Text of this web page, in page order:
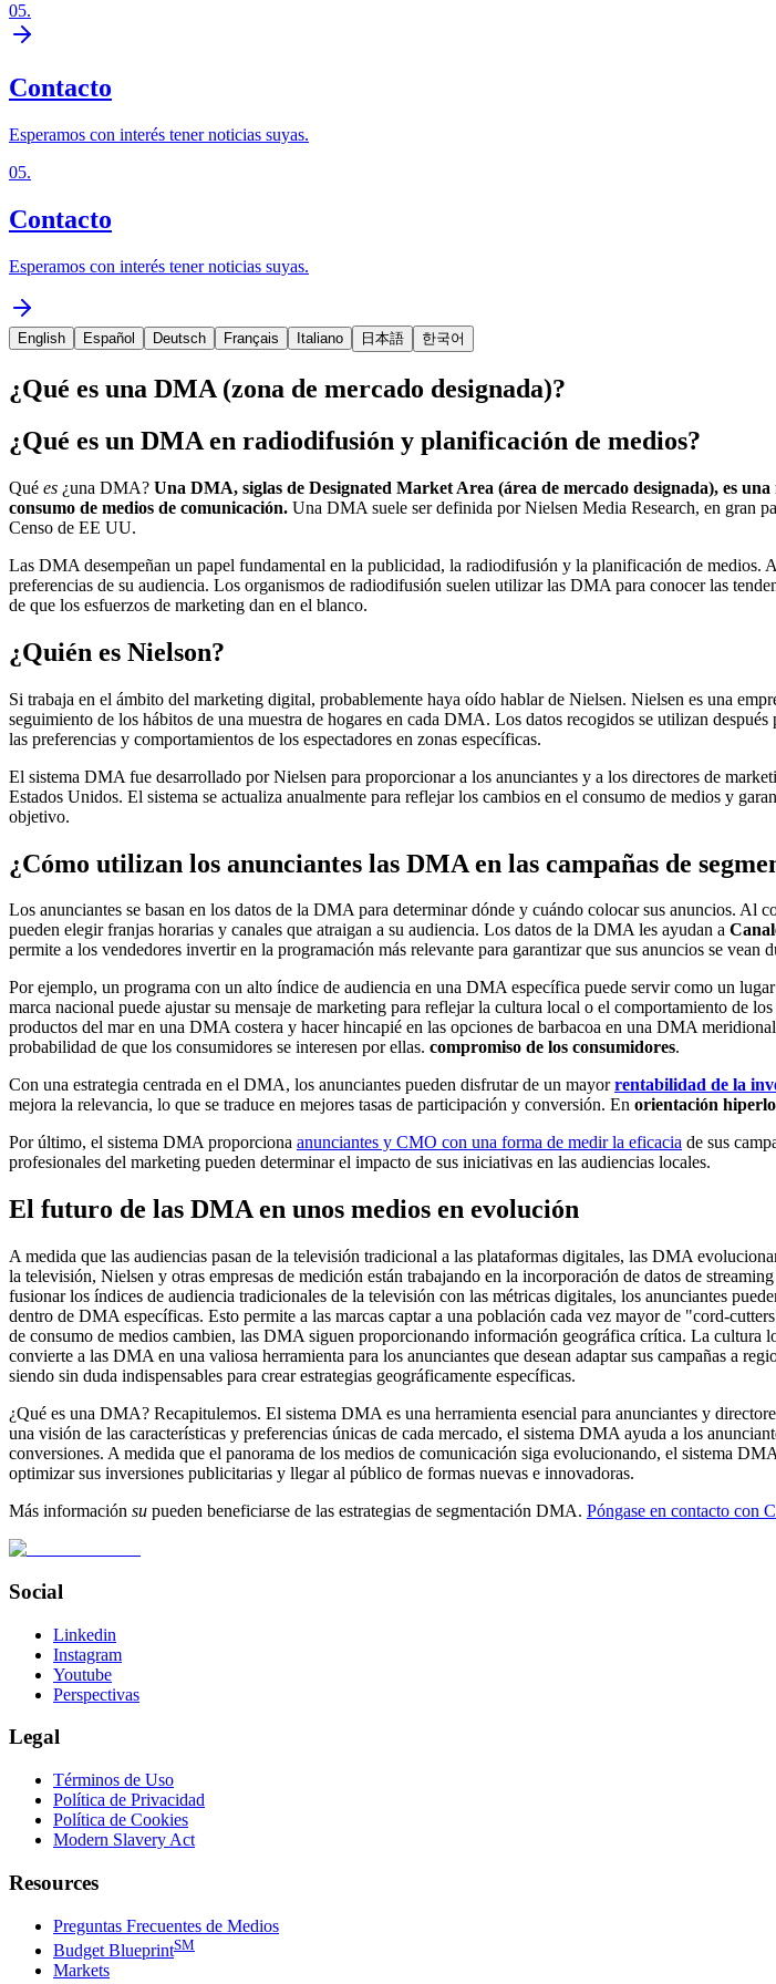
05.
Contacto
Esperamos con interés tener noticias suyas.
05.
Contacto
Esperamos con interés tener noticias suyas.
English Español Deutsch Français Italiano 日本語 한국어
¿Qué es una DMA (zona de mercado designada)?
¿Qué es un DMA en radiodifusión y planificación de medios?
Qué es ¿una DMA? Una DMA, siglas de Designated Market Area (área de mercado designada), es
consumo de medios de comunicación. Una DMA suele ser definida por Nielsen Media Research, en gran
Censo de EE UU.
Las DMA desempeñan un papel fundamental en la publicidad, la radiodifusión y la planificación de medios.
preferencias de su audiencia. Los organismos de radiodifusión suelen utilizar las DMA para conocer las
de que los esfuerzos de marketing dan en el blanco.
¿Quién es Nielson?
Si trabaja en el ámbito del marketing digital, probablemente haya oído hablar de Nielsen. Nielsen es una
seguimiento de los hábitos de una muestra de hogares en cada DMA. Los datos recogidos se utilizan
las preferencias y comportamientos de los espectadores en zonas específicas.
El sistema DMA fue desarrollado por Nielsen para proporcionar a los anunciantes y a los directores de
Estados Unidos. El sistema se actualiza anualmente para reflejar los cambios en el consumo de medios y
objetivo.
¿Cómo utilizan los anunciantes las DMA en las campañas de
Los anunciantes se basan en los datos de la DMA para determinar dónde y cuándo colocar sus anuncios.
pueden elegir franjas horarias y canales que atraigan a su audiencia. Los datos de la DMA les ayudan a
permite a los vendedores invertir en la programación más relevante para garantizar que sus anuncios se vean
Por ejemplo, un programa con un alto índice de audiencia en una DMA específica puede servir como un
marca nacional puede ajustar su mensaje de marketing para reflejar la cultura local o el comportamiento de
productos del mar en una DMA costera y hacer hincapié en las opciones de barbacoa en una DMA
probabilidad de que los consumidores se interesen por ellas. compromiso de los consumidores.
Con una estrategia centrada en el DMA, los anunciantes pueden disfrutar de un mayorrentabilidad de la
mejora la relevancia, lo que se traduce en mejores tasas de participación y conversión. En orientación
Por último, el sistema DMA proporciona anunciantes y CMO con una forma de medir la eficacia de sus
profesionales del marketing pueden determinar el impacto de sus iniciativas en las audiencias locales.
El futuro de las DMA en unos medios en evolución
A medida que las audiencias pasan de la televisión tradicional a las plataformas digitales, las DMA
la televisión, Nielsen y otras empresas de medición están trabajando en la incorporación de datos de
fusionar los índices de audiencia tradicionales de la televisión con las métricas digitales, los anunciantes
dentro de DMA específicas. Esto permite a las marcas captar a una población cada vez mayor de "cord-
de consumo de medios cambien, las DMA siguen proporcionando información geográfica crítica. La cultura
convierte a las DMA en una valiosa herramienta para los anunciantes que desean adaptar sus campañas a
siendo sin duda indispensables para crear estrategias geográficamente específicas.
¿Qué es una DMA? Recapitulemos. El sistema DMA es una herramienta esencial para anunciantes y
una visión de las características y preferencias únicas de cada mercado, el sistema DMA ayuda a los
conversiones. A medida que el panorama de los medios de comunicación siga evolucionando, el sistema
optimizar sus inversiones publicitarias y llegar al público de formas nuevas e innovadoras.
Más información su pueden beneficiarse de las estrategias de segmentación DMA. Póngase en contacto con
Social
Linkedin
Instagram
Youtube
Perspectivas
Legal
Términos de Uso
Política de Privacidad
Política de Cookies
Modern Slavery Act
Resources
Preguntas Frecuentes de Medios
Budget BlueprintSM
Markets